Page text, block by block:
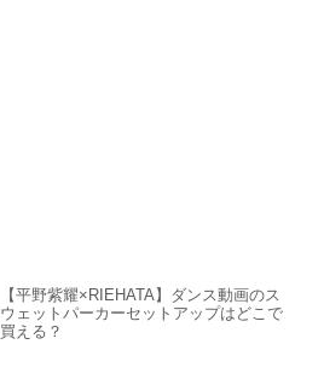
【平野紫耀×RIEHATA】ダンス動画のス
ウェットパーカーセットアップはどこで
買える？